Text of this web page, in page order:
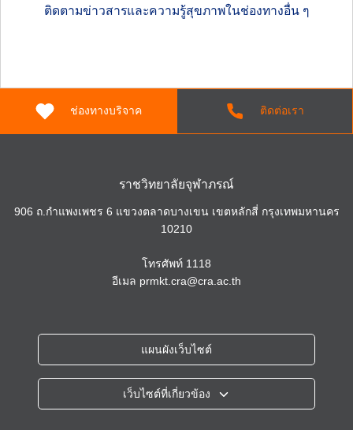
ติดตามข่าวสารและความรู้สุขภาพในช่องทางอื่น ๆ
ช่องทางบริจาค ติดต่อเรา
ราชวิทยาลัยจุฬาภรณ์
906 ถ.กำแพงเพชร 6 แขวงตลาดบางเขน เขตหลักสี่ กรุงเทพมหานคร
10210
โทรศัพท์ 1118
อีเมล prmkt.cra@cra.ac.th
แผนผังเว็บไซต์
เว็บไซต์ที่เกี่ยวข้อง